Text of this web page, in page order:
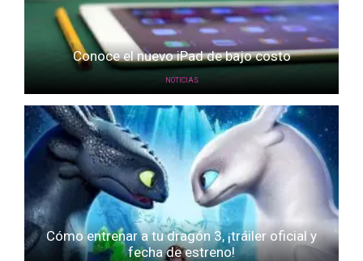
Conoce el nuevo iPad de bajo costo
NOTICIAS
Cómo entrenar a tu dragón 3, ¡tráiler oficial y
fecha de estreno!